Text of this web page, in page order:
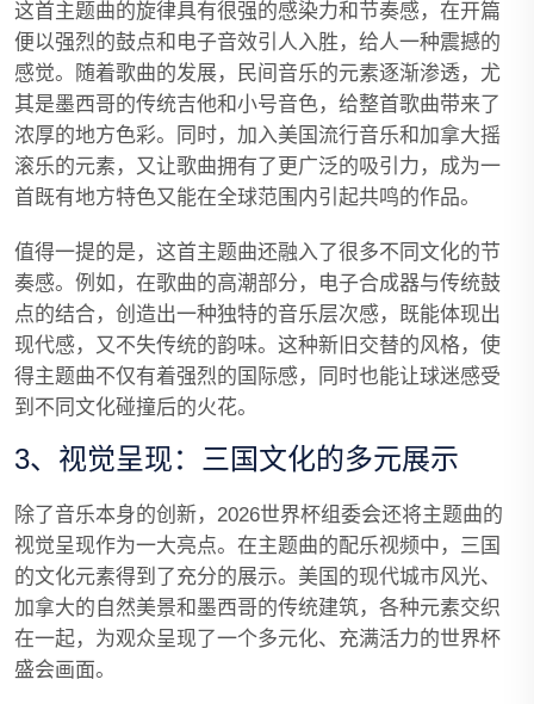
这首主题曲的旋律具有很强的感染力和节奏感，在开篇
便以强烈的鼓点和电子音效引人入胜，给人一种震撼的
感觉。随着歌曲的发展，民间音乐的元素逐渐渗透，尤
其是墨西哥的传统吉他和小号音色，给整首歌曲带来了
浓厚的地方色彩。同时，加入美国流行音乐和加拿大摇
滚乐的元素，又让歌曲拥有了更广泛的吸引力，成为一
首既有地方特色又能在全球范围内引起共鸣的作品。
值得一提的是，这首主题曲还融入了很多不同文化的节
奏感。例如，在歌曲的高潮部分，电子合成器与传统鼓
点的结合，创造出一种独特的音乐层次感，既能体现出
现代感，又不失传统的韵味。这种新旧交替的风格，使
得主题曲不仅有着强烈的国际感，同时也能让球迷感受
到不同文化碰撞后的火花。
3、视觉呈现：三国文化的多元展示
除了音乐本身的创新，2026世界杯组委会还将主题曲的
视觉呈现作为一大亮点。在主题曲的配乐视频中，三国
的文化元素得到了充分的展示。美国的现代城市风光、
加拿大的自然美景和墨西哥的传统建筑，各种元素交织
在一起，为观众呈现了一个多元化、充满活力的世界杯
盛会画面。